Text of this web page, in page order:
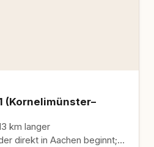
(Kornelimünster–
km langer
direkt in Aachen beginnt;